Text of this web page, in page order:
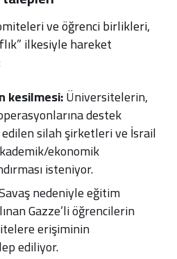
ve öğrenci birlikleri,
ilkesiyle hareket
kesilmesi:Üniversitelerin,
destek
edilen silah şirketleri ve İsrail
ekonomik
isteniyor.
nedeniyle eğitim
Gazze’li öğrencilerin
erişiminin
ediliyor.